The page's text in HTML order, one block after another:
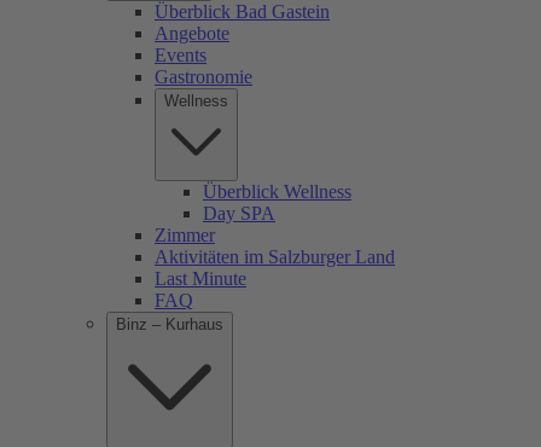
Überblick Bad Gastein
Angebote
Events
Gastronomie
Wellness
Überblick Wellness
Day SPA
Zimmer
Aktivitäten im Salzburger Land
Last Minute
FAQ
Binz – Kurhaus